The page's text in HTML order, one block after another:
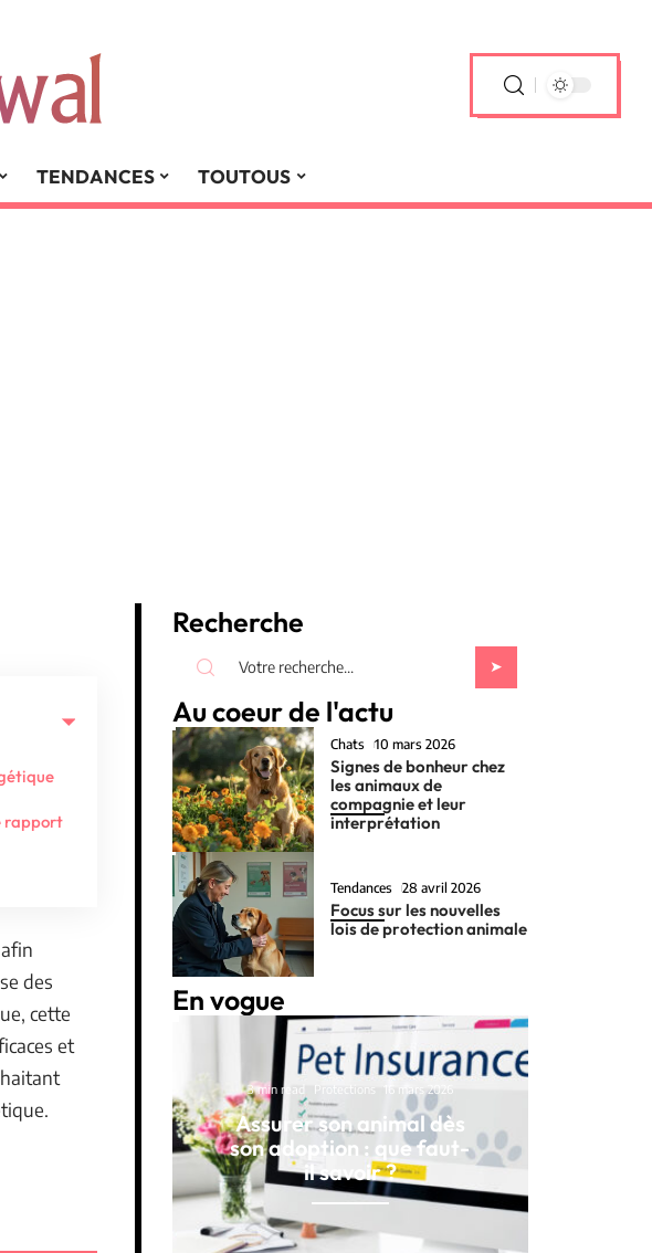
TENDANCES TOUTOUS
rapport
des
cette
et
Recherche
Au coeur de l'actu
Chats 10 mars 2026
Signes de bonheur chez
les animaux de
compagnie et leur
interprétation
Tendances 28 avril 2026
Focus sur les nouvelles
lois de protection animale
En vogue
3 min read Protections 16 mars 2026
Assurer son animal dès
son adoption : que faut-
il savoir ?